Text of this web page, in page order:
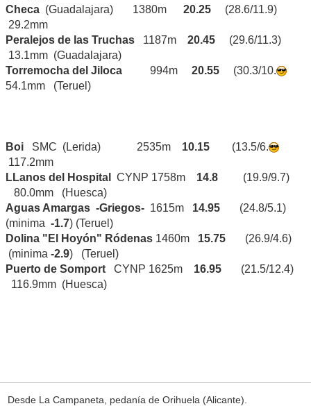
Checa (Guadalajara) 1380m 20.25 (28.6/11.9)
29.2mm
Peralejos de las Truchas 1187m 20.45 (29.6/11.3)
13.1mm (Guadalajara)
Torremocha del Jiloca 994m 20.55 (30.3/10.
54.1mm (Teruel)
Boi SMC (Lerida) 2535m 10.15
(13.5/6.
117.2mm
LLanos del Hospital
CYNP 1758m 14.8
(19.9/9.7)
80.0mm (Huesca)
Aguas Amargas -Griegos- 1615m 14.95 (24.8/5.1)
(minima -1.7) (Teruel)
Dolina "El Hoyón" Ródenas 1460m 15.75 (26.9/4.6)
(minima -2.9) (Teruel)
Puerto de Somport CYNP 1625m 16.95 (21.5/12.4)
116.9mm (Huesca)
Desde La Campaneta, pedanía de Orihuela (Alicante).